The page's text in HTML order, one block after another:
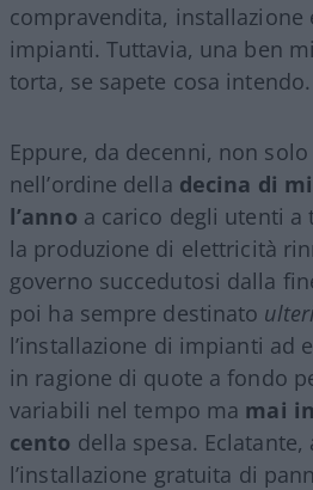
compravendita, installazione
impianti. Tuttavia, una ben
torta, se sapete cosa intendo.
Eppure, da decenni, non
nell’ordine della decina di
l’anno a carico degli utenti
la produzione di elettricità
governo succedutosi dalla
poi ha sempre destinato
l’installazione di impianti ad
in ragione di quote a fondo
variabili nel tempo ma mai
cento della spesa.
l’installazione gratuita di